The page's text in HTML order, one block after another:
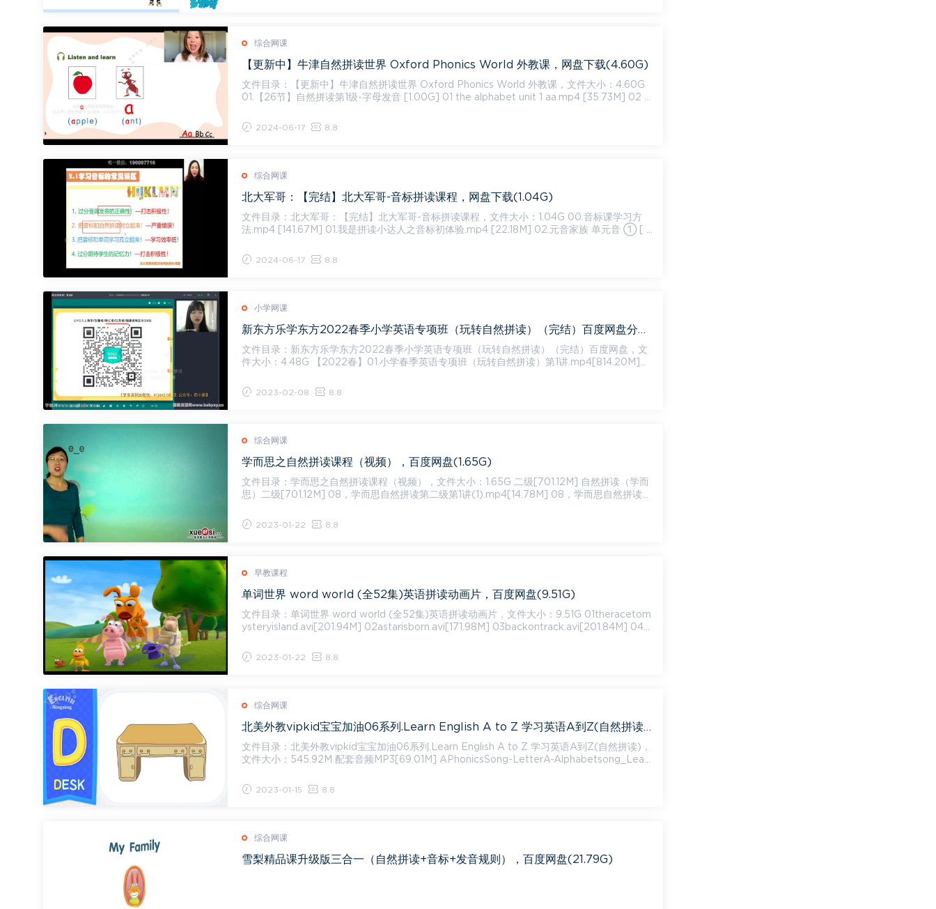
综合网课
【更新中】牛津自然拼读世界 Oxford Phonics World 外教课，网盘下载(4.60G)
文件目录：【更新中】牛津自然拼读世界 Oxford Phonics World 外教课，文件大小：4.60G
01.【26节】自然拼读第1级-字母发音 [1.00G] 01 the alphabet unit 1 aa.mp4 [35.73M] 02 t
2024-06-17 8.8
综合网课
北大军哥：【完结】北大军哥-音标拼读课程，网盘下载(1.04G)
文件目录：北大军哥：【完结】北大军哥-音标拼读课程，文件大小：1.04G 00.音标课学习方
法.mp4 [141.67M] 01.我是拼读小达人之音标初体验.mp4 [22.18M] 02.元音家族 单元音 ① [ a
2024-06-17 8.8
小学网课
新东方乐学东方2022春季小学英语专项班（玩转自然拼读）（完结）百度网盘分享，百度网盘(4.48G)
文件目录：新东方乐学东方2022春季小学英语专项班（玩转自然拼读）（完结）百度网盘，文
件大小：4.48G 【2022春】01.小学春季英语专项班（玩转自然拼读）第1讲.mp4[814.20M]
2023-02-08 8.8
综合网课
学而思之自然拼读课程（视频），百度网盘(1.65G)
文件目录：学而思之自然拼读课程（视频），文件大小：1.65G 二级[701.12M] 自然拼读（学而
思）二级[701.12M] 08，学而思自然拼读第二级第1讲(1).mp4[14.78M] 08，学而思自然拼读
2023-01-22 8.8
早教课程
单词世界 word world (全52集)英语拼读动画片，百度网盘(9.51G)
文件目录：单词世界 word world (全52集)英语拼读动画片，文件大小：9.51G 01theracetom
ysteryisland.avi[201.94M] 02astarisborn.avi[171.98M] 03backontrack.avi[201.84M] 04t
2023-01-22 8.8
综合网课
北美外教vipkid宝宝加油06系列.Learn English A to Z 学习英语A到Z(自然拼读)，百度网盘(545.92M)
文件目录：北美外教vipkid宝宝加油06系列.Learn English A to Z 学习英语A到Z(自然拼读)，
文件大小：545.92M 配套音频MP3[69.01M] APhonicsSong-LetterA-Alphabetsong_Lear
2023-01-15 8.8
综合网课
雪梨精品课升级版三合一（自然拼读+音标+发音规则），百度网盘(21.79G)